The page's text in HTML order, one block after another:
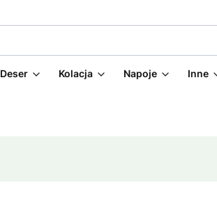
Deser Kolacja Napoje Inne